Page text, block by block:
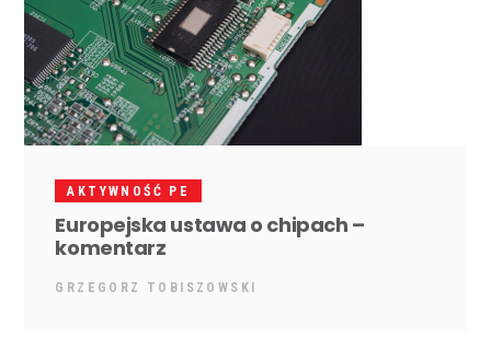
AKTYWNOŚĆ PE
Europejska ustawa o chipach –
komentarz
GRZEGORZ TOBISZOWSKI